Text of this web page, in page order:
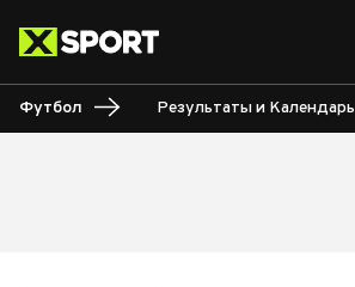
Футбол Результаты и Календарь